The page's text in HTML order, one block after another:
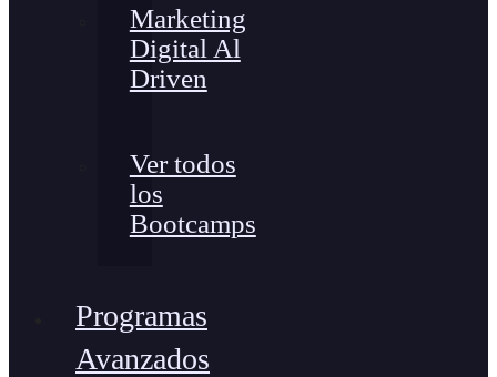
Marketing
Digital Al
Driven
Ver todos
los
Bootcamps
Programas
Avanzados